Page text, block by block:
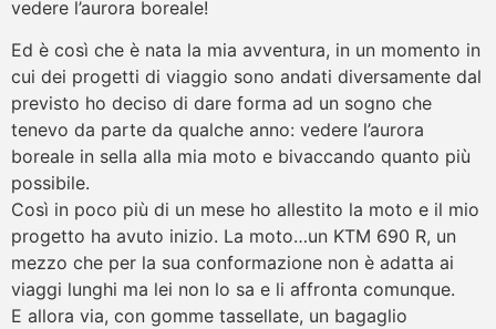
vedere l’aurora boreale!
Ed è così che è nata la mia avventura, in un momento in
cui dei progetti di viaggio sono andati diversamente dal
previsto ho deciso di dare forma ad un sogno che
tenevo da parte da qualche anno: vedere l’aurora
boreale in sella alla mia moto e bivaccando quanto più
possibile.
Così in poco più di un mese ho allestito la moto e il mio
progetto ha avuto inizio. La moto…un KTM 690 R, un
mezzo che per la sua conformazione non è adatta ai
viaggi lunghi ma lei non lo sa e li affronta comunque.
E allora via, con gomme tassellate, un bagaglio